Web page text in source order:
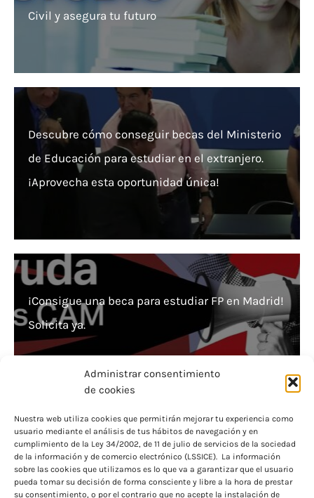
Administrar consentimiento
de cookies
Nuestra web utiliza cookies que permitirán mejorar tu experiencia como
usuario mediante el análisis de tus hábitos de navegación y en
cumplimiento de la Ley 34/2002, de 11 de julio de servicios de la sociedad
de la información y de comercio electrónico (LSSICE). La información
sobre las cookies que utilizamos es lo que va a garantizar que el usuario
pueda tomar su decisión de forma consciente y libre a la hora de prestar
su consentimiento, o por el contrario que no acepte la instalación de
Civil y asegura tu futuro
Descubre cómo conseguir becas del Ministerio
de Educación para estudiar en el extranjero.
¡Aprovecha esta oportunidad única!
¡Consigue una beca para estudiar FP en Madrid!
Solicita ya.
¿Necesitas Ayuda? Descubre la Beca para
Estudiantes Postobligatorios